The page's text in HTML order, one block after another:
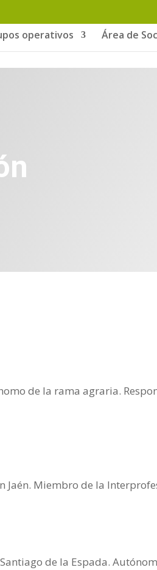
operativos Área de
de la rama agraria.
Miembro de la
de la Espada.